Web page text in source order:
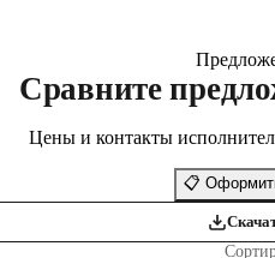
Сравните
Цены и контакты
📋